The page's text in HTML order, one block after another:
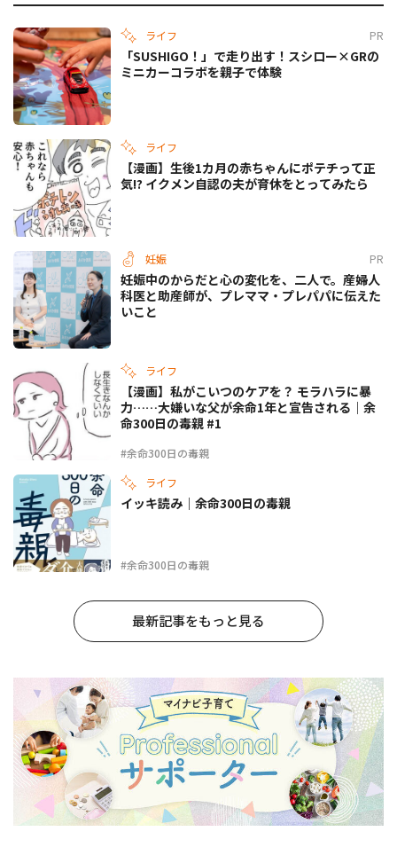
ライフ PR
「SUSHIGO！」で走り出す！スシロー×GRの
ミニカーコラボを親子で体験
ライフ
【漫画】生後1カ月の赤ちゃんにポテチって正
気!? イクメン自認の夫が育休をとってみたら
妊娠 PR
妊娠中のからだと心の変化を、二人で。産婦人
科医と助産師が、プレママ・プレパパに伝えた
いこと
ライフ
#余命300日の毒親
【漫画】私がこいつのケアを？ モラハラに暴
力……大嫌いな父が余命1年と宣告される｜余
命300日の毒親 #1
ライフ
#余命300日の毒親
イッキ読み｜余命300日の毒親
最新記事をもっと見る